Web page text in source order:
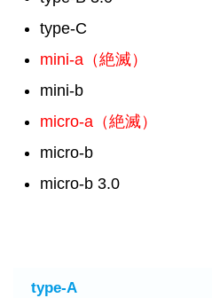
type-C
mini-a（絶滅）
mini-b
micro-a（絶滅）
micro-b
micro-b 3.0
type-A